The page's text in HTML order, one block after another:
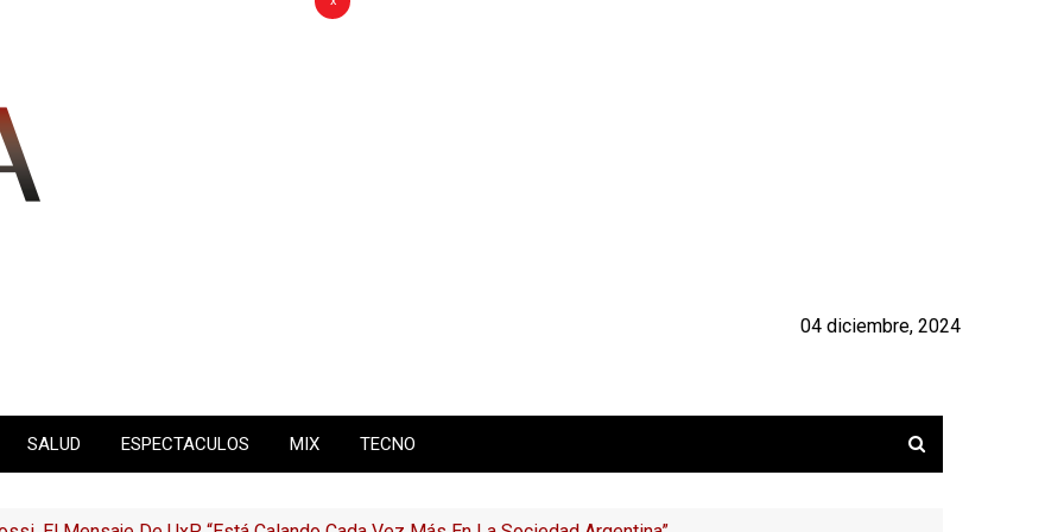
04 diciembre, 2024
SALUD ESPECTACULOS MIX TECNO